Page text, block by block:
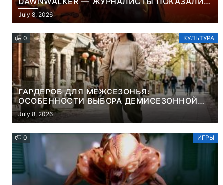
НАЧАЛО НОВОЙ ИГРЫ ОТ ВЕТЕРАНОВ CD
PROJEKT RED
July 8, 2026
0 КУЛЬТУРА
ГАРДЕРОБ ДЛЯ МЕЖСЕЗОНЬЯ:
ОСОБЕННОСТИ ВЫБОРА ДЕМИСЕЗОННОЙ
ПАРКИ И ЭЛЕГАНТНОГО ЖЕНСКОГО ПЛАЩА
July 8, 2026
0 ИГРЫ